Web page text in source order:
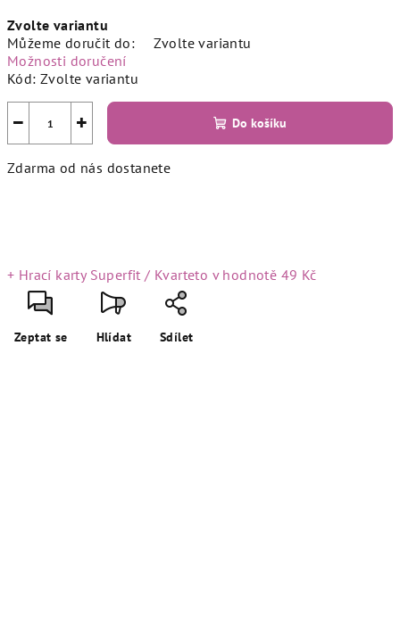
cena:
Zvolte variantu
Můžeme doručit do:
Zvolte variantu
Možnosti doručení
Kód: Zvolte variantu
+
− Do košíku
Zdarma od nás dostanete
+ Hrací karty Superfit / Kvarteto v hodnotě 49 Kč
Zeptat se Hlídat Sdílet